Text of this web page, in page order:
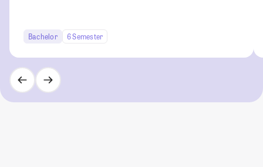
Bachelor 6 Semester